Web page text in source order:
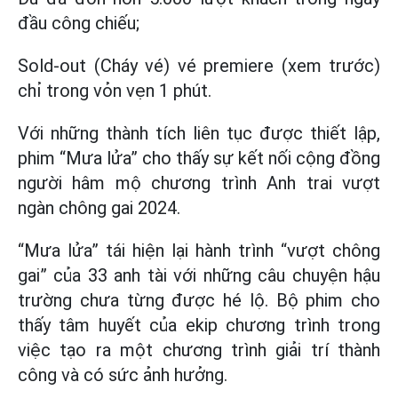
đầu công chiếu;
Sold-out (Cháy vé) vé premiere (xem trước)
chỉ trong vỏn vẹn 1 phút.
Với những thành tích liên tục được thiết lập,
phim “Mưa lửa” cho thấy sự kết nối cộng đồng
người hâm mộ chương trình Anh trai vượt
ngàn chông gai 2024.
“Mưa lửa” tái hiện lại hành trình “vượt chông
gai” của 33 anh tài với những câu chuyện hậu
trường chưa từng được hé lộ. Bộ phim cho
thấy tâm huyết của ekip chương trình trong
việc tạo ra một chương trình giải trí thành
công và có sức ảnh hưởng.